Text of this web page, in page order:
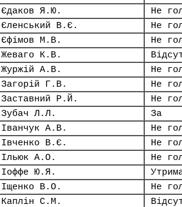
Єдаков Я.Ю.
Не
Єленський В.Є.
Не
Єфімов М.В.
Не
Жеваго К.В.
Журжій А.В.
Не
Загорій Г.В.
Не
Заставний Р.Й.
Не
Зубач Л.Л.
За
Іванчук А.В.
Не
Івченко В.Є.
Не
Ільюк А.О.
Не
Іоффе Ю.Я.
Іщенко В.О.
Не
Каплін С.М.